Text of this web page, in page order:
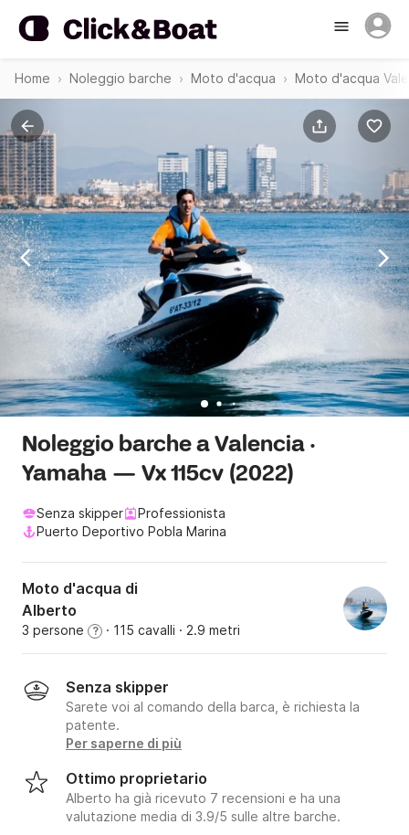
Home Noleggio barche Moto d'acqua Moto d'acqua
Noleggio barche a Valencia ·
Yamaha — Vx 115cv (2022)
Senza skipper
Professionista
Puerto Deportivo Pobla Marina
Moto d'acqua di
Alberto
3 persone ? · 115 cavalli · 2.9 metri
Senza skipper
Sarete voi al comando della barca, è richiesta la
patente.
Per saperne di più
Ottimo proprietario
Alberto ha già ricevuto 7 recensioni e ha una
valutazione media di 3.9/5 sulle altre barche.